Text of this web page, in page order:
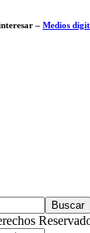
– Medios
Buscar